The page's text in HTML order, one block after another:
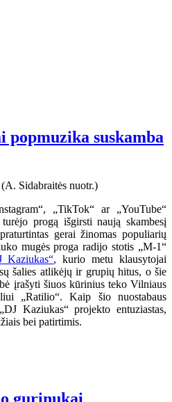
popmuzika suskamba
„TikTok“ ar „YouTube“
progą išgirsti naują skambesį
gerai žinomas populiarių
mugės proga radijo stotis „M-1“
Kaziukas“, kurio metu klausytojai
šalies atlikėjų ir grupių hitus, o šie
įrašyti šiuos kūrinius teko Vilniaus
„Ratilio“. Kaip šio nuostabaus
Kaziukas“ projekto entuziastas,
bei patirtimis.